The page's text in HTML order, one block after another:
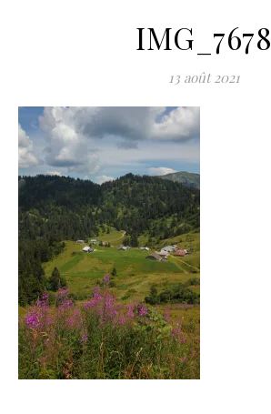
IMG_7678
13 août 2021